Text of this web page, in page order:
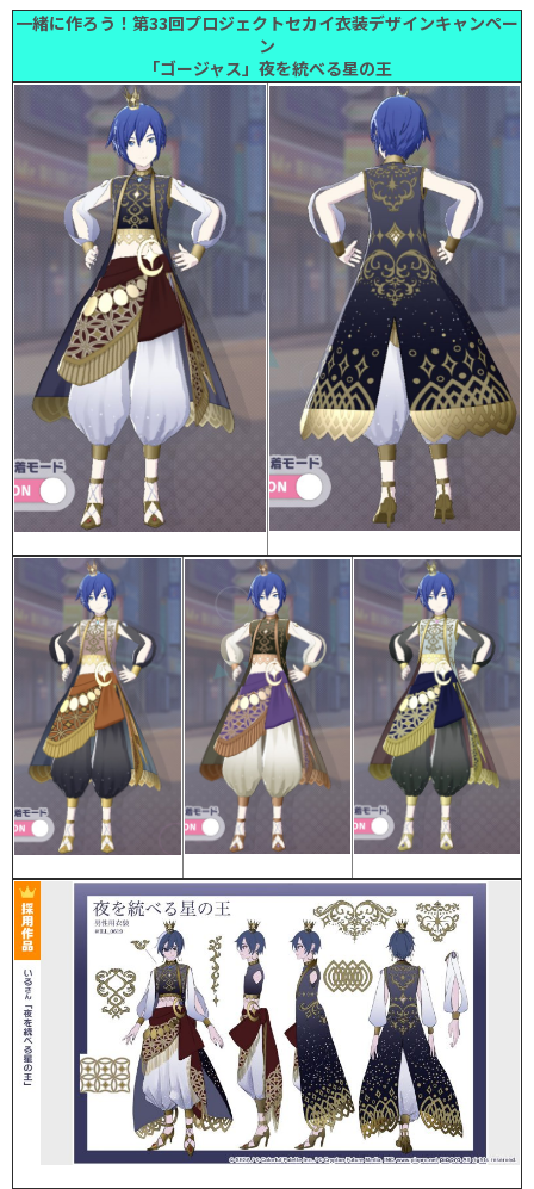
一緒に作ろう！第33回プロジェクトセカイ衣装デザインキャンペー
ン
「ゴージャス」夜を統べる星の王